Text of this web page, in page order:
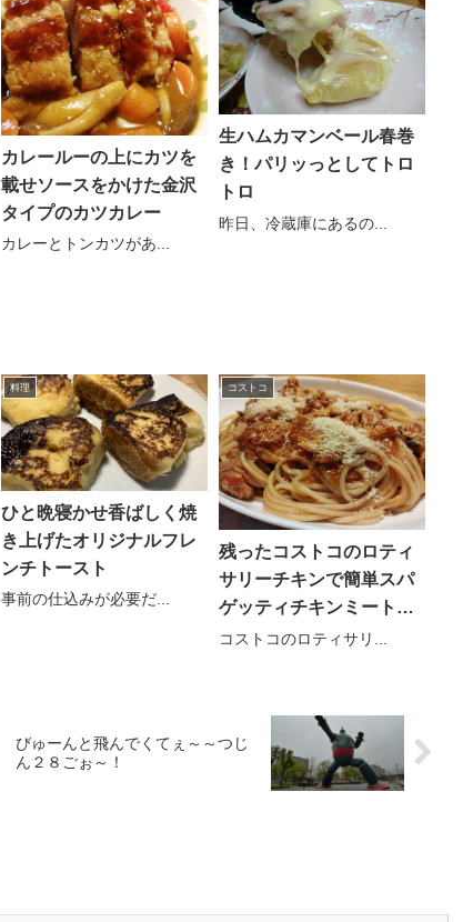
カレールーの上にカツを
載せソースをかけた金沢
タイプのカツカレー
カレーとトンカツがあ...
生ハムカマンベール春巻
き！パリッっとしてトロ
トロ
昨日、冷蔵庫にあるの...
料理
ひと晩寝かせ香ばしく焼
き上げたオリジナルフレ
ンチトースト
事前の仕込みが必要だ...
コストコ
残ったコストコのロティ
サリーチキンで簡単スパ
ゲッティチキンミートソ
ース
コストコのロティサリ...
びゅーんと飛んでくてぇ～～つじ
ん２８ごぉ～！